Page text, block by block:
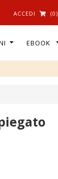
ACCEDI (0)
EBOOK